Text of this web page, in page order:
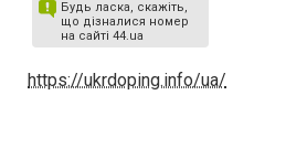
Будь ласка, скажіть,
що дізналися номер
на сайті 44.ua
https://ukrdoping.info/ua/